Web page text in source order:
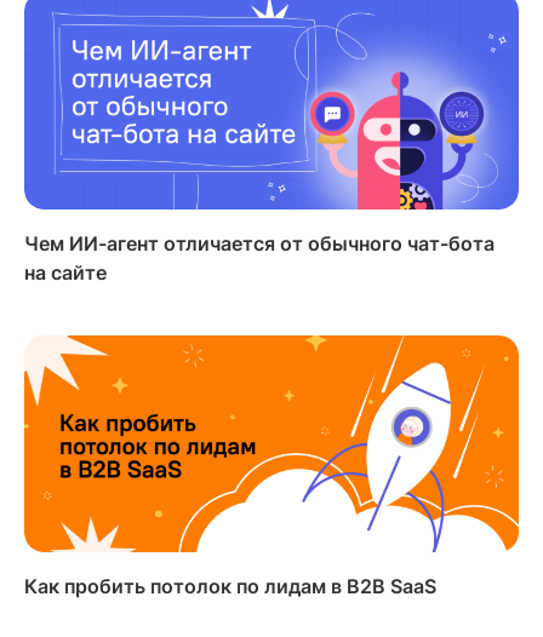
Чем ИИ-агент отличается от обычного чат-бота
на сайте
Как пробить потолок по лидам в B2B SaaS